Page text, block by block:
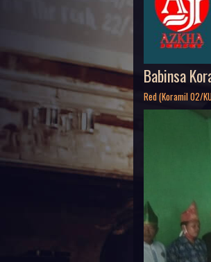
Babinsa
Red (Koramil 02/